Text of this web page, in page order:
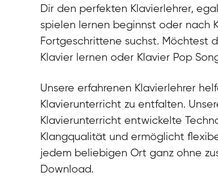
Dir den perfekten Klavierlehrer,
spielen lernen beginnst oder nach
Fortgeschrittene suchst. Möchtest
Klavier lernen oder Klavier Pop
Unsere erfahrenen Klavierlehrer
Klavierunterricht zu entfalten.
Klavierunterricht entwickelte
Klangqualität und ermöglicht
jedem beliebigen Ort ganz ohne
Download.